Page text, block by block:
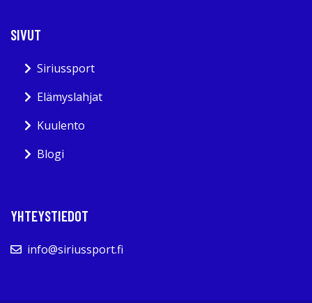
SIVUT
Siriussport
Elämyslahjat
Kuulento
Blogi
YHTEYSTIEDOT
info@siriussport.fi